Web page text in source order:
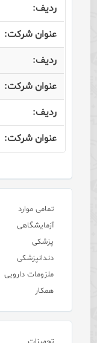
تمامی موارد
آزمایشگاهی
پزشکی
دندانپزشکی
ملزومات دارویی
همکار